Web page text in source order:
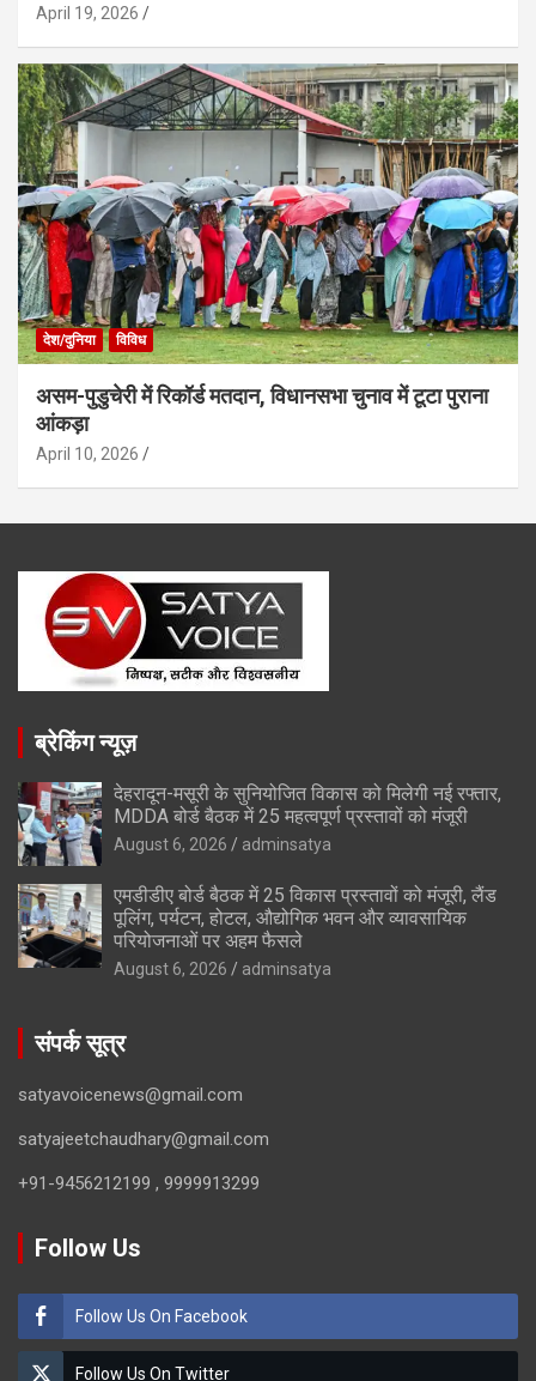
April 19, 2026
देश/दुनिया विविध
असम-पुडुचेरी में रिकॉर्ड मतदान, विधानसभा चुनाव में टूटा पुराना
आंकड़ा
April 10, 2026
ब्रेकिंग न्यूज़
देहरादून-मसूरी के सुनियोजित विकास को मिलेगी नई रफ्तार,
MDDA बोर्ड बैठक में 25 महत्वपूर्ण प्रस्तावों को मंजूरी
August 6, 2026 adminsatya
एमडीडीए बोर्ड बैठक में 25 विकास प्रस्तावों को मंजूरी, लैंड
पूलिंग, पर्यटन, होटल, औद्योगिक भवन और व्यावसायिक
परियोजनाओं पर अहम फैसले
August 6, 2026 adminsatya
संपर्क सूत्र
satyavoicenews@gmail.com
satyajeetchaudhary@gmail.com
+91-9456212199 , 9999913299
Follow Us
Follow Us On Facebook
Follow Us On Twitter